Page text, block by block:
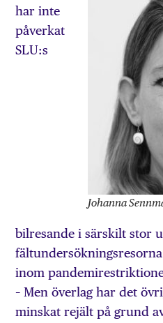
Johanna
har inte
påverkat
SLU:s
bilresande i särskilt stor
inom
– Men överlag har det
minskat rejält på grund